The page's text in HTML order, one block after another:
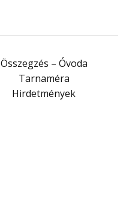
Összegzés – Óvoda
Tarnaméra
Hirdetmények